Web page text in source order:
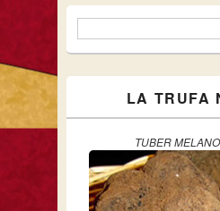
Formulario de
LA TRUFA
TUBER